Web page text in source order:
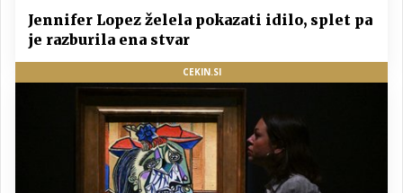
Jennifer Lopez želela pokazati idilo, splet pa
je razburila ena stvar
CEKIN.SI